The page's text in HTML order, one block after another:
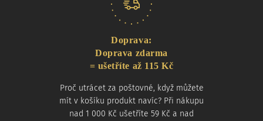
Doprava:
Doprava zdarma
= ušetříte až 115 Kč
Proč utrácet za poštovné, když můžete
mít v košíku produkt navíc? Při nákupu
nad 1 000 Kč ušetříte 59 Kč a nad